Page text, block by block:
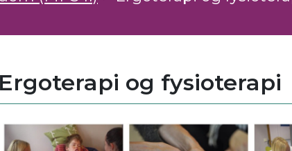
Ergoterapi og fysioterapi